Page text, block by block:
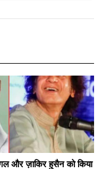
और ज़ाकिर हुसैन को किया